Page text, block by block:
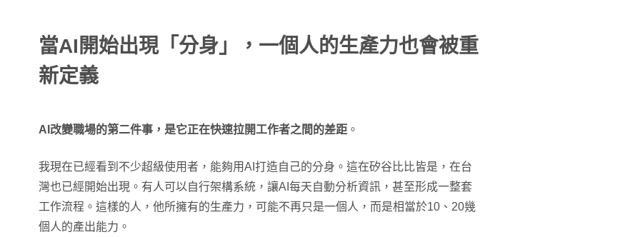
當AI開始出現「分身」，一個人的生產力也會被重
新定義
AI改變職場的第二件事，是它正在快速拉開工作者之間的差距 。
我現在已經看到不少超級使用者，能夠用AI打造自己的分身。這在矽谷比比皆是，在台
灣也已經開始出現。有人可以自行架構系統，讓AI每天自動分析資訊，甚至形成一整套
工作流程。這樣的人，他所擁有的生產力，可能不再只是一個人，而是相當於10、20幾
個人的產出能力。